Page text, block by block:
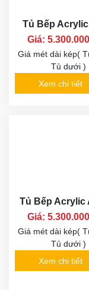
Tủ Bếp
Giá:
Giá mét dài kép(
Tủ dưới )
Xem chi tiết
Tủ Bếp Acrylic
Giá:
Giá mét dài kép(
Tủ dưới )
Xem chi tiết